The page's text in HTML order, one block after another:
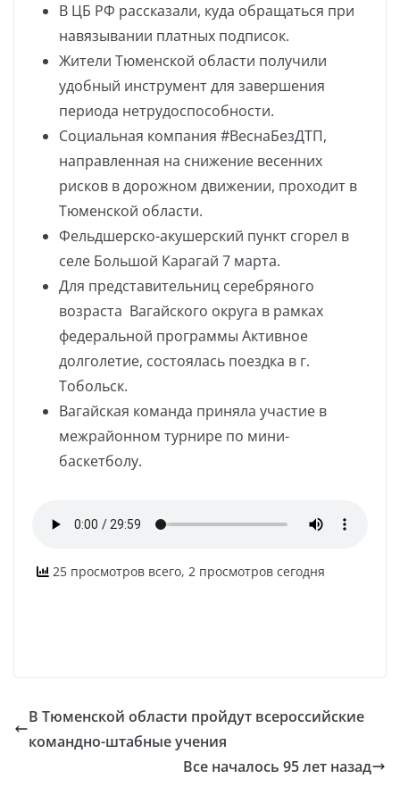
В ЦБ РФ рассказали, куда обращаться при
навязывании платных подписок.
Жители Тюменской области получили
удобный инструмент для завершения
периода нетрудоспособности.
Социальная компания #ВеснаБезДТП,
направленная на снижение весенних
рисков в дорожном движении, проходит в
Тюменской области.
Фельдшерско-акушерский пункт сгорел в
селе Большой Карагай 7 марта.
Для представительниц серебряного
возраста Вагайского округа в рамках
федеральной программы Активное
долголетие, состоялась поездка в г.
Тобольск.
Вагайская команда приняла участие в
межрайонном турнире по мини-
баскетболу.
25 просмотров всего, 2 просмотров сегодня
В Тюменской области пройдут всероссийские
командно-штабные учения
Все началось 95 лет назад